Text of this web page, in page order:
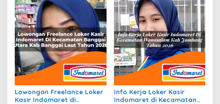
Lowongan Freelance Loker
Kasir Indomaret di
Info Kerja Loker Kasir
Indomaret di Kecamatan